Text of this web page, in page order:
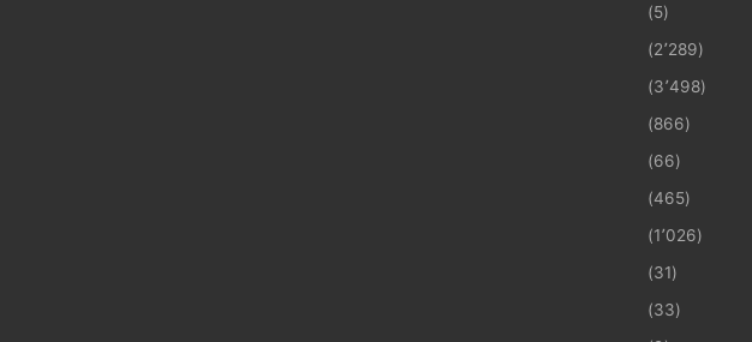
(5)
(2٬289)
(3٬498)
(866)
(66)
(465)
(1٬026)
(31)
(33)